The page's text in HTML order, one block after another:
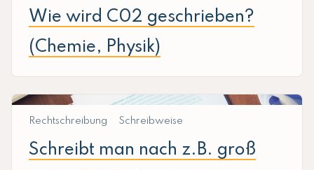
Wie wird C02 geschrieben?
(Chemie, Physik)
Rechtschreibung Schreibweise
Schreibt man nach z.B. groß